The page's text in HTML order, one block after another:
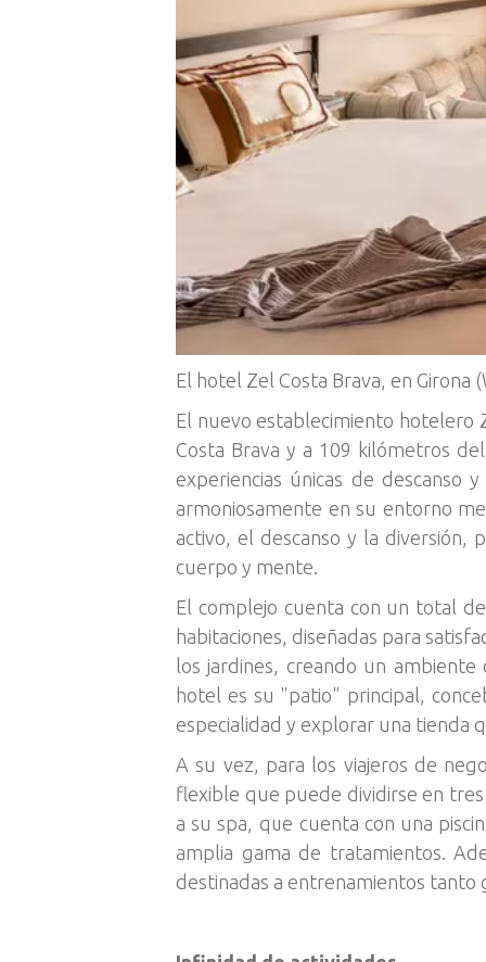
El hotel Zel Costa Brava, en Girona
El nuevo establecimiento hotelero
Costa Brava y a 109 kilómetros
experiencias únicas de
armoniosamente en su entorno
activo, el descanso y la diversión,
cuerpo y mente.
El complejo cuenta con un total
habitaciones, diseñadas para
los jardines, creando un
hotel es su "patio" principal,
especialidad y explorar una tienda
A su vez, para los viajeros de
flexible que puede dividirse en tres
a su spa, que cuenta con una
amplia gama de tratamientos.
destinadas a entrenamientos tanto